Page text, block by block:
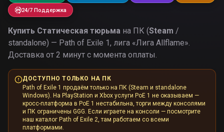
24/7 Поддержка
Купить Статическая тюрьма на ПК (Steam /
standalone) — Path of Exile 1, лига «Лига Allflame».
Доставка от 2 минут с момента оплаты.
ДОСТУПНО ТОЛЬКО НА ПК
Path of Exile 1 продаём только на ПК (Steam и standalone
Windows). На PlayStation и Xbox услуги PoE 1 не оказываем —
кросс-платформа в PoE 1 нестабильна, торги между консолями
и ПК ограничены GGG. Если играете на консоли — посмотрите
наш каталог Path of Exile 2, там работаем со всеми
платформами.